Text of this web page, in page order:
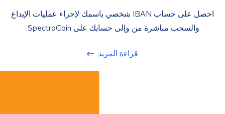
احصل على حساب IBAN شخصي باسمك لإجراء عمليات الإيداع
والسحب مباشرة من وإلى حسابك على SpectroCoin.
قراءة المزيد